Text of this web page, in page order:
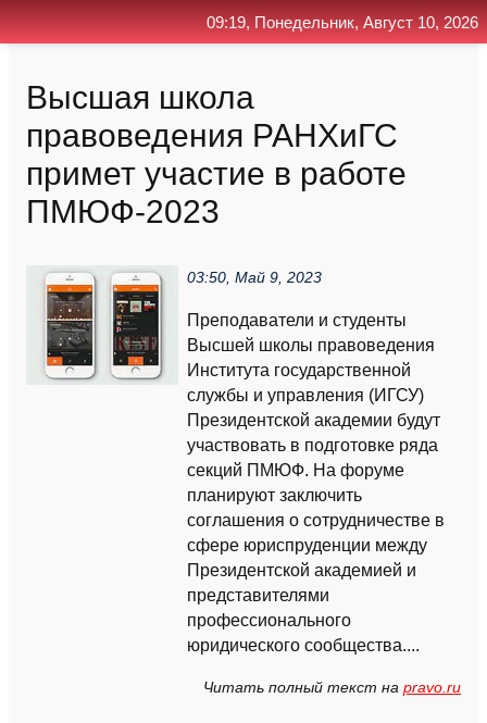
Высшая школа
правоведения РАНХиГС
примет участие в работе
ПМЮФ-2023
03:50, Май 9, 2023
Преподаватели и студенты
Высшей школы правоведения
Института государственной
службы и управления (ИГСУ)
Президентской академии будут
участвовать в подготовке ряда
секций ПМЮФ. На форуме
планируют заключить
соглашения о сотрудничестве в
сфере юриспруденции между
Президентской академией и
представителями
профессионального
юридического сообщества....
Читать полный текст на pravo.ru
09:19, Понедельник, Август 10, 2026